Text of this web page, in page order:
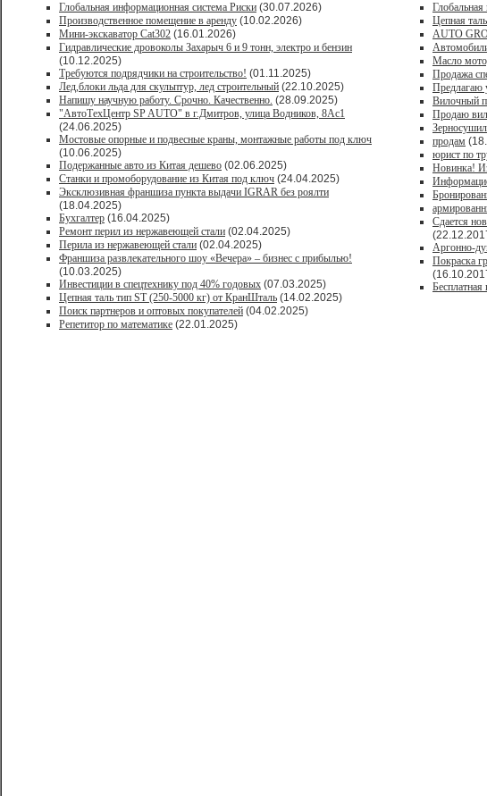
Глобальная информационная система Риски (30.07.2026)
Производственное помещение в аренду (10.02.2026)
Мини-экскаватор Cat302 (16.01.2026)
Гидравлические дровоколы Захарыч 6 и 9 тонн, электро и бензин
(10.12.2025)
Требуются подрядчики на строительство! (01.11.2025)
Лед,блоки льда для скульптур, лед строительный (22.10.2025)
Напишу научную работу. Срочно. Качественно. (28.09.2025)
"АвтоТехЦентр SP AUTO" в г.Дмитров, улица Водников, 8Ас1
(24.06.2025)
Мостовые опорные и подвесные краны, монтажные работы под ключ
(10.06.2025)
Подержанные авто из Китая дешево (02.06.2025)
Станки и промоборудование из Китая под ключ (24.04.2025)
Эксклюзивная франшиза пункта выдачи IGRAR без роялти
(18.04.2025)
Бухгалтер (16.04.2025)
Ремонт перил из нержавеющей стали (02.04.2025)
Перила из нержавеющей стали (02.04.2025)
Франшиза развлекательного шоу «Вечера» – бизнес с прибылью!
(10.03.2025)
Инвестиции в спецтехнику под 40% годовых (07.03.2025)
Цепная таль тип ST (250-5000 кг) от КранШталь (14.02.2025)
Поиск партнеров и оптовых покупателей (04.02.2025)
Репетитор по математике (22.01.2025)
Цепная
AUTO
Масло
Продажа
Предлагаю
Вилочный
Продаю
продам
юрист по
Новинка!
Сдается
Аргонно-
Покраска
Бесплатная